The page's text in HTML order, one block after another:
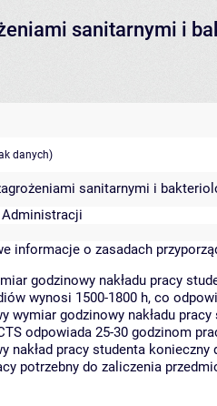
sanitarnymi i
danych)
sanitarnymi i
Administracji
informacje o zasadach
godzinowy nakładu pracy
wynosi 1500-1800 h, co
wymiar godzinowy nakładu
odpowiada 25-30 godzinom
nakład pracy studenta
potrzebny do zaliczenia